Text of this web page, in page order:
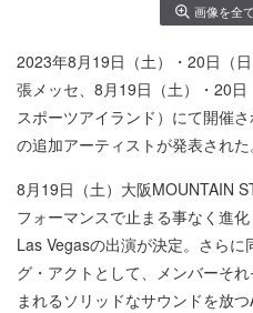
画像を全
2023年8月19日（土）・20日（
張メッセ、8月19日（土）・20
スポーツアイランド）にて開催
の追加アーティストが発表された。
8月19日（土）大阪MOUNTAIN
フォーマンスで止まる事なく進
Las Vegasの出演が決定。さら
グ・アクトとして、メンバーそ
まれるソリッドなサウンドを放